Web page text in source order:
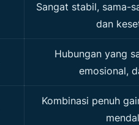
Sangat stabil, sama-
dan
Hubungan yang
emosional,
Kombinasi penuh